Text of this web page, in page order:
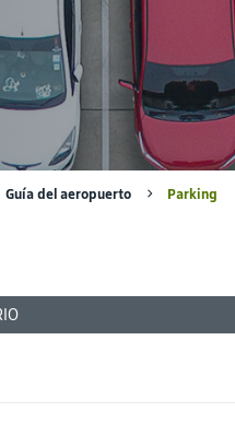
Guía del aeropuerto Parking